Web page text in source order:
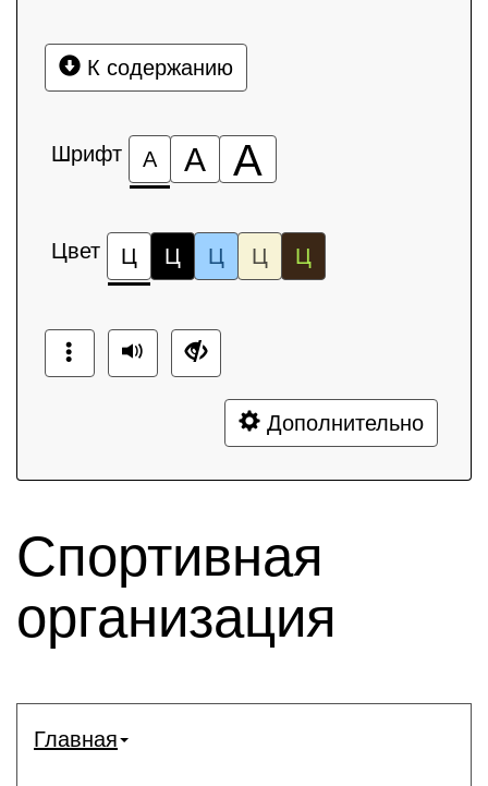
К содержанию
Шрифт А А А
Цвет Ц Ц Ц Ц Ц
Дополнительно
Спортивная
организация
Главная